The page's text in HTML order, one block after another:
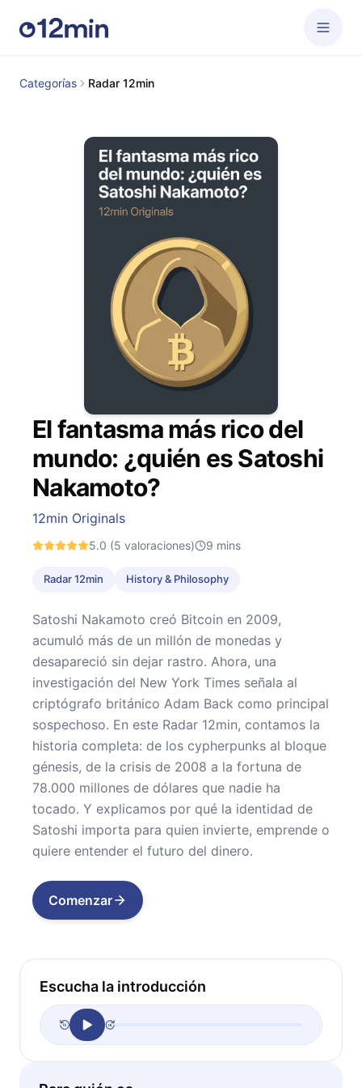
Categorías Radar 12min
El fantasma más rico del
mundo: ¿quién es Satoshi
Nakamoto?
12min Originals
5.0 (5 valoraciones) 9 mins
Radar 12min History & Philosophy
Satoshi Nakamoto creó Bitcoin en 2009,
acumuló más de un millón de monedas y
desapareció sin dejar rastro. Ahora, una
investigación del New York Times señala al
criptógrafo británico Adam Back como principal
sospechoso. En este Radar 12min, contamos la
historia completa: de los cypherpunks al bloque
génesis, de la crisis de 2008 a la fortuna de
78.000 millones de dólares que nadie ha
tocado. Y explicamos por qué la identidad de
Satoshi importa para quien invierte, emprende o
quiere entender el futuro del dinero.
Comenzar
Escucha la introducción